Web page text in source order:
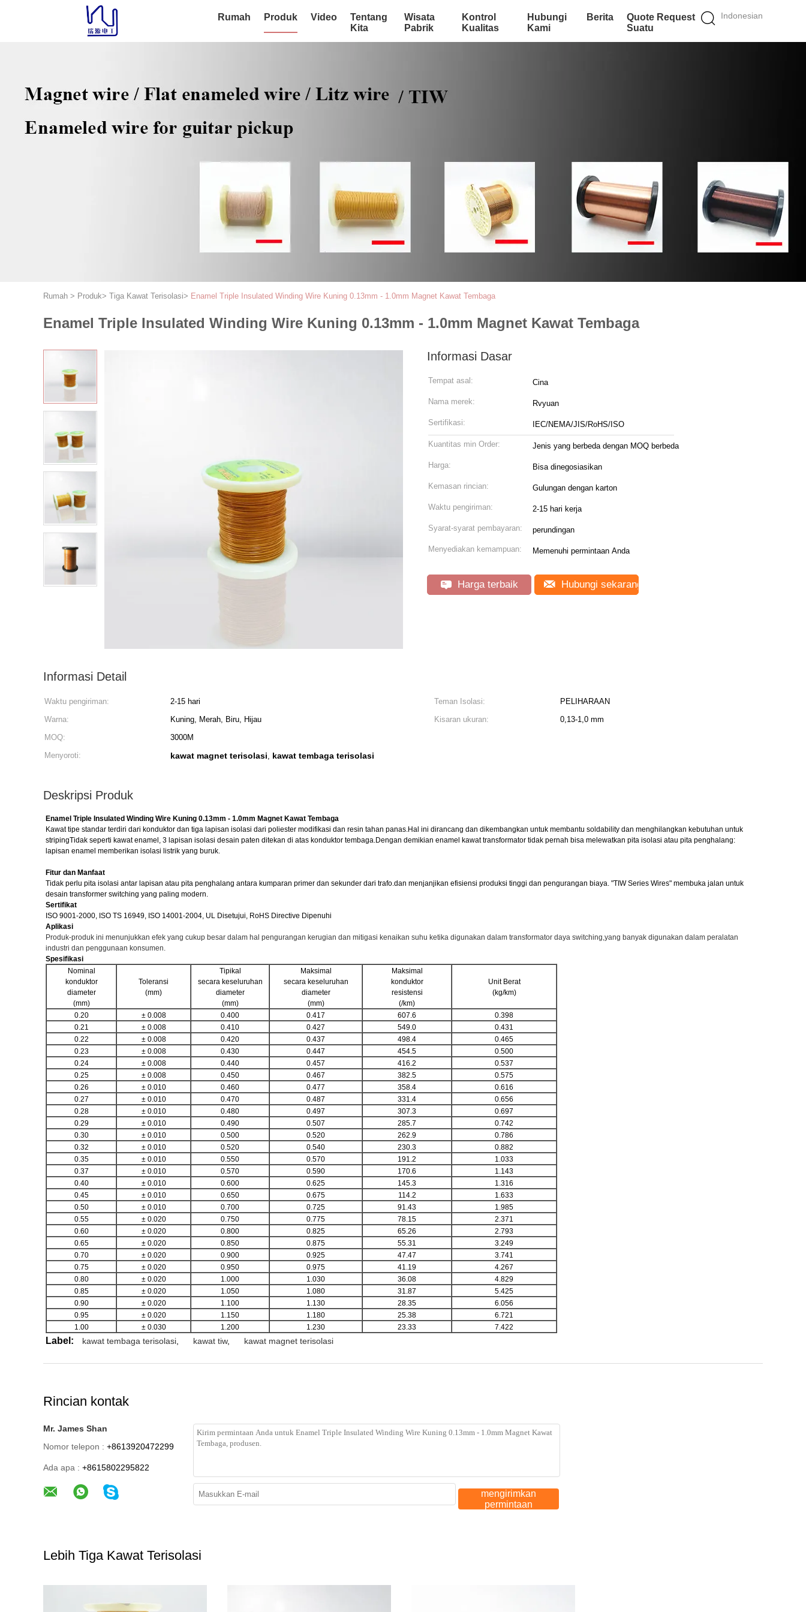
Indonesian
Rumah Produk Video
Tentang
Kita
Wisata
Pabrik
Kontrol
Kualitas
Hubungi
Kami
Berita
Quote Request
Suatu
Rumah > Produk> Tiga Kawat Terisolasi> Enamel Triple Insulated Winding Wire Kuning 0.13mm - 1.0mm Magnet Kawat Tembaga
Enamel Triple Insulated Winding Wire Kuning 0.13mm - 1.0mm Magnet Kawat Tembaga
Informasi Dasar
Tempat asal: Cina
Nama merek: Rvyuan
Sertifikasi: IEC/NEMA/JIS/RoHS/ISO
Kuantitas min Order: Jenis yang berbeda dengan MOQ berbeda
Harga: Bisa dinegosiasikan
Kemasan rincian: Gulungan dengan karton
Waktu pengiriman: 2-15 hari kerja
Syarat-syarat pembayaran: perundingan
Menyediakan kemampuan: Memenuhi permintaan Anda
Harga terbaik Hubungi sekarang
Informasi Detail
Waktu pengiriman: 2-15 hari Teman Isolasi:
PELIHARAAN
Warna:
Kuning, Merah, Biru, Hijau Kisaran ukuran:
0,13-1,0 mm
MOQ:
3000M
Menyoroti:
kawat magnet terisolasi, kawat tembaga terisolasi
Deskripsi Produk
Enamel Triple Insulated Winding Wire Kuning 0.13mm - 1.0mm Magnet Kawat Tembaga
Kawat tipe standar terdiri dari konduktor dan tiga lapisan isolasi dari poliester modifikasi dan resin tahan panas.Hal ini dirancang dan dikembangkan untuk membantu soldability dan menghilangkan kebutuhan untuk
stripingTidak seperti kawat enamel, 3 lapisan isolasi desain paten ditekan di atas konduktor tembaga.Dengan demikian enamel kawat transformator tidak pernah bisa melewatkan pita isolasi atau pita penghalang:
lapisan enamel memberikan isolasi listrik yang buruk.
Fitur dan Manfaat
Tidak perlu pita isolasi antar lapisan atau pita penghalang antara kumparan primer dan sekunder dari trafo.dan menjanjikan efisiensi produksi tinggi dan pengurangan biaya. "TIW Series Wires" membuka jalan untuk
desain transformer switching yang paling modern.
Sertifikat
ISO 9001-2000, ISO TS 16949, ISO 14001-2004, UL Disetujui, RoHS Directive Dipenuhi
Aplikasi
Produk-produk ini menunjukkan efek yang cukup besar dalam hal pengurangan kerugian dan mitigasi kenaikan suhu ketika digunakan dalam transformator daya switching,yang banyak digunakan dalam peralatan
industri dan penggunaan konsumen.
Spesifikasi
Nominal
konduktor
diameter
(mm)
Toleransi
(mm)
Tipikal
secara keseluruhan
diameter
(mm)
Maksimal
secara keseluruhan
diameter
(mm)
Maksimal
konduktor
resistensi
(/km)
Unit Berat
(kg/km)
0.20 ± 0.008 0.400 0.417 607.6
0.398
0.21
± 0.008 0.410 0.427 549.0
0.431
0.22
± 0.008 0.420 0.437 498.4
0.465
0.23
± 0.008 0.430 0.447 454.5
0.500
0.24
± 0.008 0.440 0.457 416.2
0.537
0.25
± 0.008 0.450 0.467 382.5
0.575
0.26
± 0.010 0.460 0.477 358.4
0.616
0.27
± 0.010 0.470 0.487 331.4
0.656
0.28
± 0.010 0.480 0.497 307.3
0.697
0.29
± 0.010 0.490 0.507 285.7
0.742
0.30
± 0.010 0.500 0.520 262.9
0.786
0.32
± 0.010 0.520 0.540 230.3
0.882
0.35
± 0.010 0.550 0.570 191.2
1.033
0.37
± 0.010 0.570 0.590 170.6
1.143
0.40
± 0.010 0.600 0.625 145.3
1.316
0.45
± 0.010 0.650 0.675 114.2
1.633
0.50
± 0.010 0.700 0.725 91.43
1.985
0.55
± 0.020 0.750 0.775 78.15
2.371
0.60
± 0.020 0.800 0.825 65.26
2.793
0.65
± 0.020 0.850 0.875 55.31
3.249
0.70
± 0.020 0.900 0.925 47.47
3.741
0.75
± 0.020 0.950 0.975 41.19
4.267
0.80
± 0.020 1.000 1.030 36.08
4.829
0.85
± 0.020 1.050 1.080 31.87
5.425
0.90
± 0.020 1.100 1.130 28.35
6.056
0.95
± 0.020 1.150 1.180 25.38
6.721
1.00
± 0.030 1.200 1.230 23.33 7.422
Label: kawat tembaga terisolasi kawat tiw, kawat magnet terisolasi
Rincian kontak
Mr. James Shan
Nomor telepon : +8613920472299
Ada apa : +8615802295822
mengirimkan
permintaan
Lebih Tiga Kawat Terisolasi